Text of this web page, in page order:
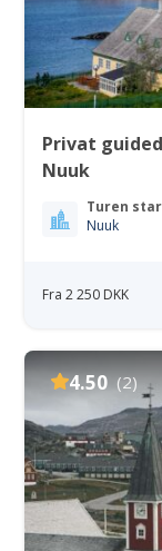
Privat
Nuuk
Turen
Nuuk
Fra 2 250 DKK
4.50 (2)